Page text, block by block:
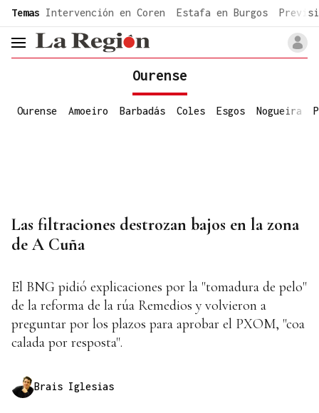
common.go-to-content
Temas Intervención en Coren Estafa en Burgos
header.menu.open
Ourense
Ourense Amoeiro Barbadás Coles Esgos Nogueira
Las filtraciones destrozan bajos en la zona
de A Cuña
El BNG pidió explicaciones por la "tomadura de pelo"
de la reforma de la rúa Remedios y volvieron a
preguntar por los plazos para aprobar el PXOM, "coa
calada por resposta".
Brais Iglesias